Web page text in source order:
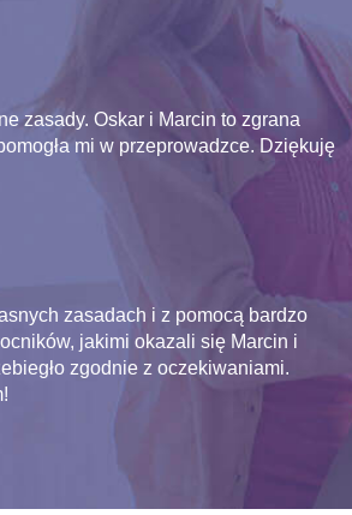
zasady. Oskar i Marcin to zgrana
mi w przeprowadzce. Dziękuję
zasadach i z pomocą bardzo
jakimi okazali się Marcin i
zgodnie z oczekiwaniami.